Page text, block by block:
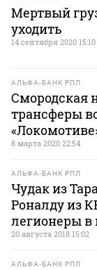
Мертвый
уходить
14 сентября 2020 15:10
АЛЬФА-БАНК РПЛ
Смородская
трансферы
8 марта 2020 22:54
АЛЬФА-БАНК РПЛ
Чудак из
Роналду из
легионеры
20 августа 2018 15:02
АЛЬФА-БАНК РПЛ